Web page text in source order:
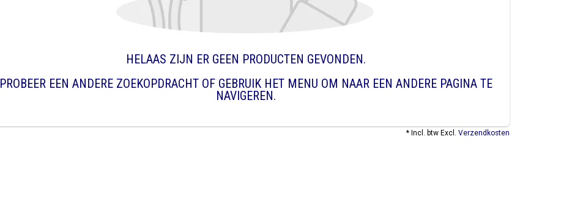
HELAAS ZIJN ER GEEN PRODUCTEN GEVONDEN.
PROBEER EEN ANDERE ZOEKOPDRACHT OF GEBRUIK HET MENU OM NAAR EEN ANDERE PAGINA TE
NAVIGEREN.
* Incl. btw Excl. Verzendkosten